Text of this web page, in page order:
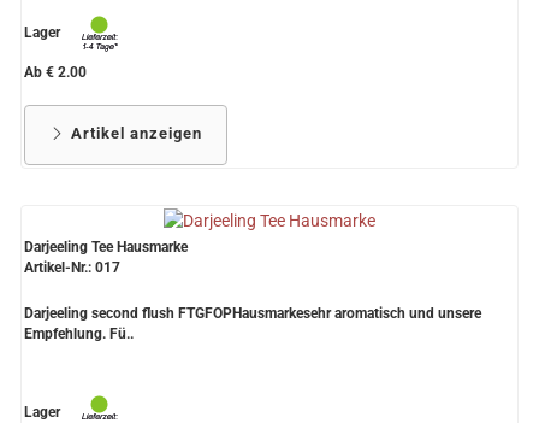
Lager
Ab € 2.00
Artikel anzeigen
Darjeeling Tee Hausmarke
Artikel-Nr.: 017
Darjeeling second flush FTGFOPHausmarkesehr aromatisch und unsere
Empfehlung. Fü..
Lager